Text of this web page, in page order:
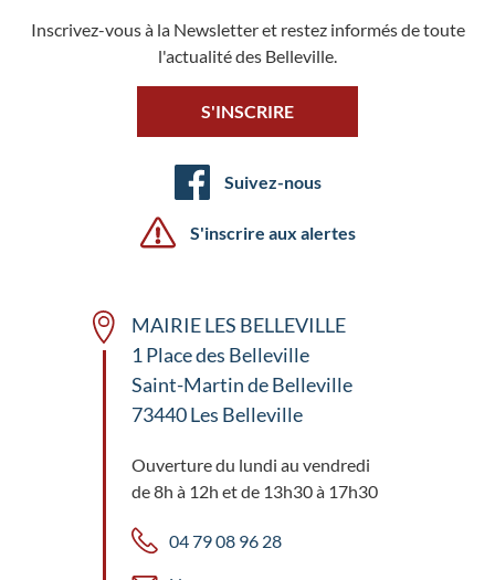
Inscrivez-vous à la Newsletter et restez informés de toute
l'actualité des Belleville.
S'INSCRIRE
Suivez-nous
S'inscrire aux alertes
MAIRIE LES BELLEVILLE
1 Place des Belleville
Saint-Martin de Belleville
73440 Les Belleville
Ouverture du lundi au vendredi
de 8h à 12h et de 13h30 à 17h30
04 79 08 96 28